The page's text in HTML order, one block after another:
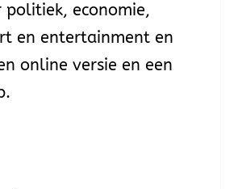
politiek, economie,
en entertainment en
online versie en een